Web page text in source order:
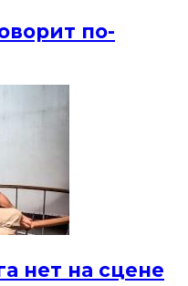
по-
нет на сцене